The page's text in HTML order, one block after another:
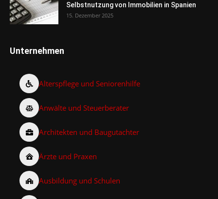
Selbstnutzung von Immobilien in Spanien
15. Dezember 2025
Unternehmen
Alterspflege und Seniorenhilfe
Anwälte und Steuerberater
Architekten und Baugutachter
Ärzte und Praxen
Ausbildung und Schulen